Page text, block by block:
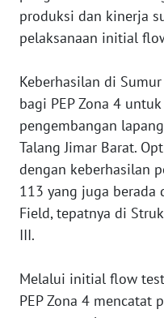
produksi dan kinerja
pelaksanaan initial
‎Keberhasilan di
bagi PEP Zona 4
pengembangan
Talang Jimar Barat.
dengan keberhasilan
113 yang juga berada
Field, tepatnya di
III.
‎Melalui initial flow
PEP Zona 4 mencatat
WN
SULTENG
WN
SULBAR
WN
BABEL
WN
SUMBAR
SUMSEL